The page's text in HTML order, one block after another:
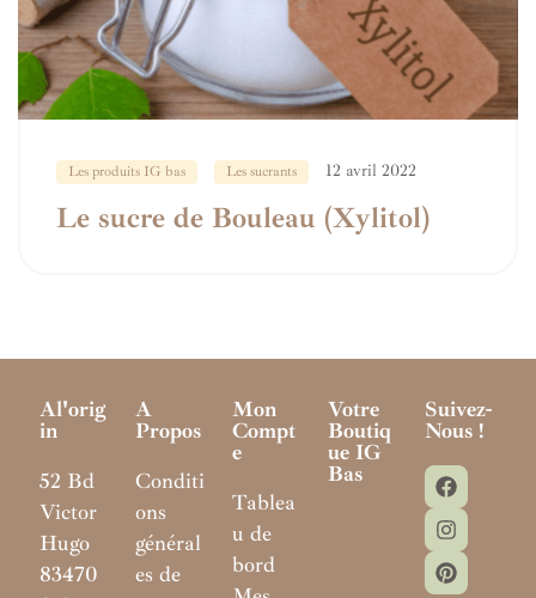
Les produits IG bas Les sucrants 12 avril 2022
Le sucre de Bouleau (Xylitol)
Al'orig
In
52 Bd
Victor
Hugo
83470
A
Propos
Conditi
ons
général
es de
Mon
Compt
E
Tablea
u de
bord
Votre
Boutiq
Ue IG
Bas
Suivez-
Nous !